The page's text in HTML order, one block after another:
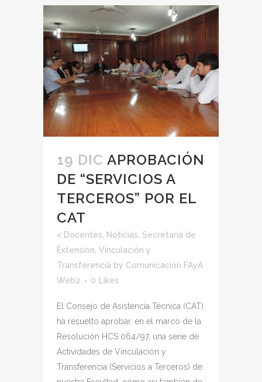
19 DIC APROBACIÓN
DE “SERVICIOS A
TERCEROS” POR EL
CAT
< Docentes Noticias Secretaria de
Extensión, Vinculación y
Transferencia by Comunicación FAyA
Web2
0 Likes
El Consejo de Asistencia Técnica (CAT)
ha resuelto aprobar, en el marco de la
Resolución HCS 064/97, una serie de
Actividades de Vinculación y
Transferencia (Servicios a Terceros) de